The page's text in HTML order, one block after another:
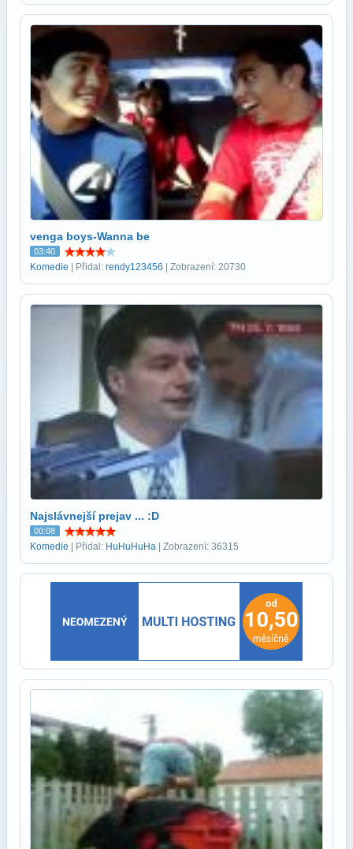
venga boys-Wanna be
03:40
Komedie | Přidal: rendy123456 | Zobrazení: 20730
Najslávnejší prejav ... :D
00:08
Komedie | Přidal: HuHuHuHa | Zobrazení: 36315